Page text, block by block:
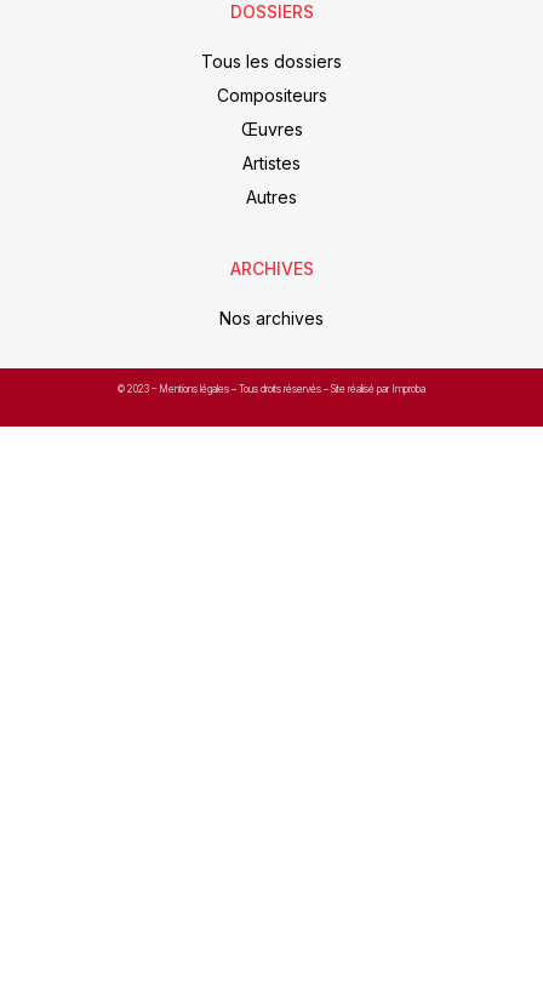
DOSSIERS
Tous les dossiers
Compositeurs
Œuvres
Artistes
Autres
ARCHIVES
Nos archives
© 2023 – Mentions légales – Tous droits réservés – Site réalisé par Improba